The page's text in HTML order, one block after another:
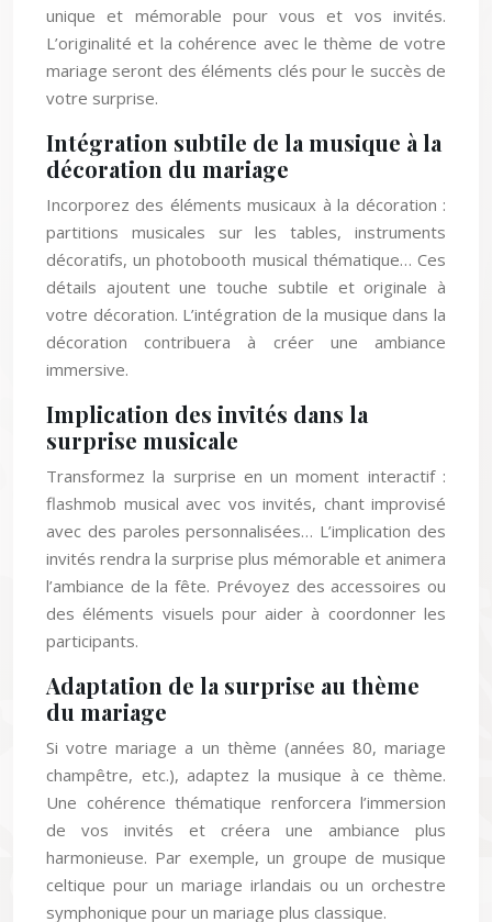
unique et mémorable pour vous et vos invités.
L’originalité et la cohérence avec le thème de votre
mariage seront des éléments clés pour le succès de
votre surprise.
Intégration subtile de la musique à la
décoration du mariage
Incorporez des éléments musicaux à la décoration :
partitions musicales sur les tables, instruments
décoratifs, un photobooth musical thématique… Ces
détails ajoutent une touche subtile et originale à
votre décoration. L’intégration de la musique dans la
décoration contribuera à créer une ambiance
immersive.
Implication des invités dans la
surprise musicale
Transformez la surprise en un moment interactif :
flashmob musical avec vos invités, chant improvisé
avec des paroles personnalisées… L’implication des
invités rendra la surprise plus mémorable et animera
l’ambiance de la fête. Prévoyez des accessoires ou
des éléments visuels pour aider à coordonner les
participants.
Adaptation de la surprise au thème
du mariage
Si votre mariage a un thème (années 80, mariage
champêtre, etc.), adaptez la musique à ce thème.
Une cohérence thématique renforcera l’immersion
de vos invités et créera une ambiance plus
harmonieuse. Par exemple, un groupe de musique
celtique pour un mariage irlandais ou un orchestre
symphonique pour un mariage plus classique.